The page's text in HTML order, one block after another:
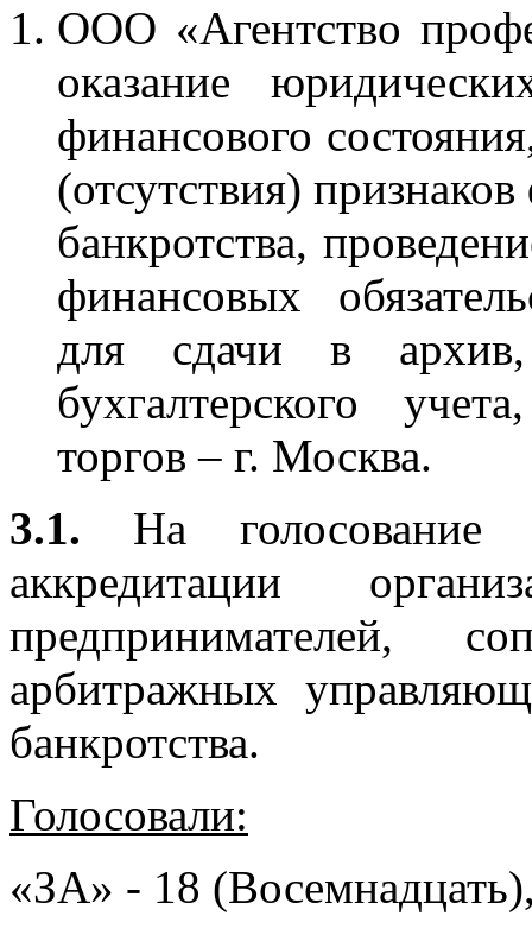
ООО «Агентство
оказание
финансового
(отсутствия)
банкротства,
финансовых
для сдачи в архив,
бухгалтерского
торгов – г. Москва.
3.1. На голосование
аккредитации
предпринимателей,
арбитражных
банкротства.
Голосовали:
«ЗА» - 18